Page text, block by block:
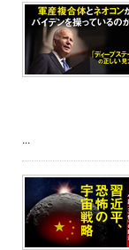
...